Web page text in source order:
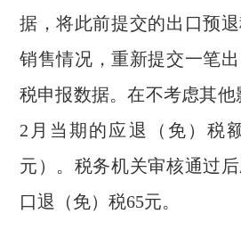
据，将此前提交的出口预
销售情况，重新提交一笔
税申报数据。在不考虑其
2月当期的应退（免）税
元）。税务机关审核通过
口退（免）税65元。